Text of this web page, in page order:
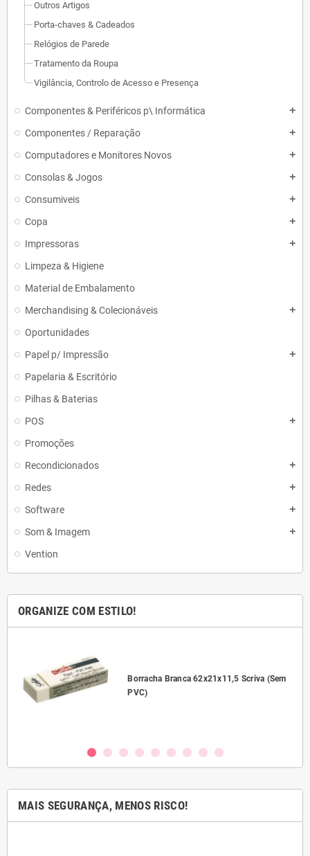
Outros Artigos
Porta-chaves & Cadeados
Relógios de Parede
Tratamento da Roupa
Vigilância, Controlo de Acesso e Presença
Componentes & Periféricos p\ Informática add
Componentes / Reparação add
Computadores e Monitores Novos add
Consolas & Jogos add
Consumiveis add
Copa add
Impressoras add
Limpeza & Higiene
Material de Embalamento
Merchandising & Colecionáveis
add
Oportunidades
Papel p/ Impressão
add
Papelaria & Escritório
Pilhas & Baterias
POS
add
Promoções
Recondicionados
add
Redes add
Software add
Som & Imagem add
Vention
ORGANIZE COM ESTILO!
Borracha Branca 62x21x11,5 Scriva (Sem
PVC)
MAIS SEGURANÇA, MENOS RISCO!